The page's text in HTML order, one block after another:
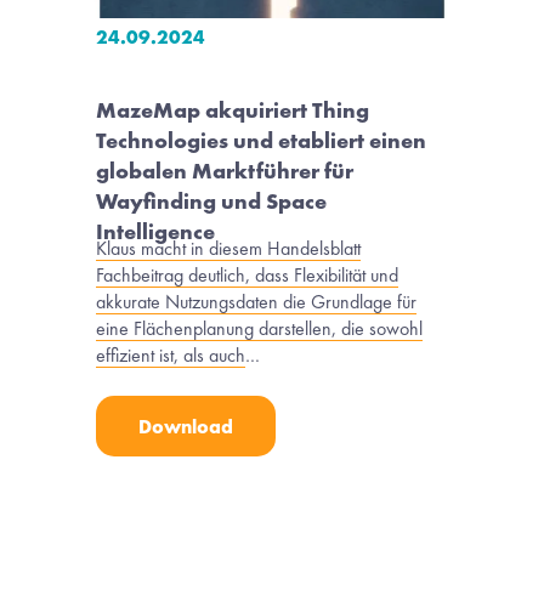
24.09.2024
MazeMap akquiriert Thing
Technologies und etabliert einen
globalen Marktführer für
Wayfinding und Space
Intelligence
Klaus macht in diesem Handelsblatt
Fachbeitrag deutlich, dass Flexibilität und
akkurate Nutzungsdaten die Grundlage für
eine Flächenplanung darstellen, die sowohl
effizient ist, als auch…
Download